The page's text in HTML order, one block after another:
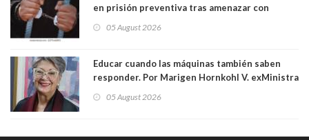
en prisión preventiva tras amenazar con
Los persiguió en potente camioneta
05 August 2026
Educar cuando las máquinas también saben
responder. Por Marigen Hornkohl V. exMinistra
05 August 2026